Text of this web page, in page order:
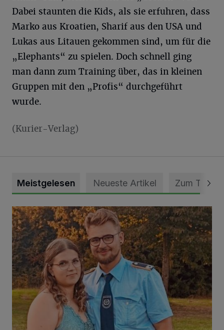
Dabei staunten die Kids, als sie erfuhren, dass
Marko aus Kroatien, Sharif aus den USA und
Lukas aus Litauen gekommen sind, um für die
„Elephants“ zu spielen. Doch schnell ging
man dann zum Training über, das in kleinen
Gruppen mit den „Profis“ durchgeführt
wurde.
(Kurier-Verlag)
Meistgelesen Neueste Artikel Zum Thema
Mit Herzblut die Gemeinschaft leben